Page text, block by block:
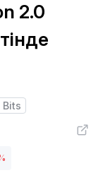
2.0
Bits